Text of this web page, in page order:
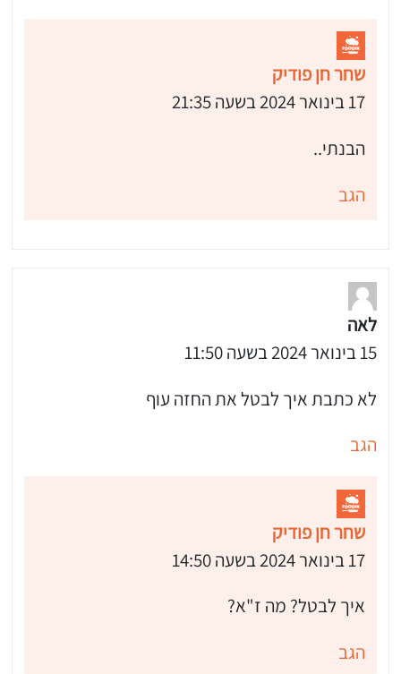
שחר חן פודיק
17 בינואר 2024 בשעה 21:35
הבנתי..
הגב
לאה
15 בינואר 2024 בשעה 11:50
לא כתבת איך לבטל את החזה עוף
הגב
שחר חן פודיק
17 בינואר 2024 בשעה 14:50
איך לבטל? מה ז"א?
הגב